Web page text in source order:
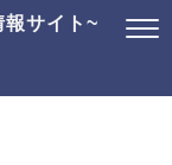
サイト~